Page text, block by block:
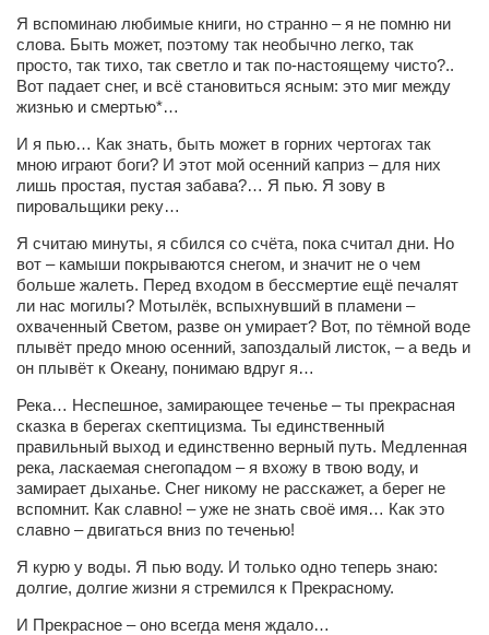
Вера Паненко
Семён Салатенко
Сергей Шепилов
Актёры
Валентин Бурый
Артём Мяус
Александра Сокол
Барды
Владимир Айзенберг
Игорь Добровольский
Ольга Козаченко
Оксана Скоробагатская
Александра Скорук
Евгений Полюхович
Бизнес-партнёры
Я вспоминаю любимые книги, но странно – я не помню ни
слова. Быть может, поэтому так необычно легко, так
просто, так тихо, так светло и так по-настоящему чисто?..
Вот падает снег, и всё становиться ясным: это миг между
жизнью и смертью*…
И я пью… Как знать, быть может в горних чертогах так
мною играют боги? И этот мой осенний каприз – для них
лишь простая, пустая забава?… Я пью. Я зову в
пировальщики реку…
Я считаю минуты, я сбился со счёта, пока считал дни. Но
вот – камыши покрываются снегом, и значит не о чем
больше жалеть. Перед входом в бессмертие ещё печалят
ли нас могилы? Мотылёк, вспыхнувший в пламени –
охваченный Светом, разве он умирает? Вот, по тёмной воде
плывёт предо мною осенний, запоздалый листок, – а ведь и
он плывёт к Океану, понимаю вдруг я…
Река… Неспешное, замирающее теченье – ты прекрасная
сказка в берегах скептицизма. Ты единственный
правильный выход и единственно верный путь. Медленная
река, ласкаемая снегопадом – я вхожу в твою воду, и
замирает дыханье. Снег никому не расскажет, а берег не
вспомнит. Как славно! – уже не знать своё имя… Как это
славно – двигаться вниз по теченью!
Я курю у воды. Я пью воду. И только одно теперь знаю:
долгие, долгие жизни я стремился к Прекрасному.
И Прекрасное – оно всегда меня ждало…